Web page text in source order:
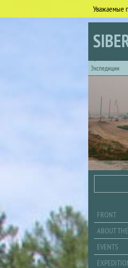
Уважаемые
Экспедиции
FRONT
ABOUT
EVENTS